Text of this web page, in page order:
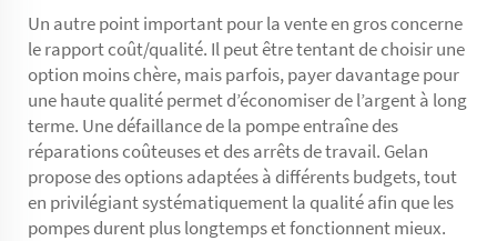
Un autre point important pour la vente en gros concerne
le rapport coût/qualité. Il peut être tentant de choisir une
option moins chère, mais parfois, payer davantage pour
une haute qualité permet d’économiser de l’argent à long
terme. Une défaillance de la pompe entraîne des
réparations coûteuses et des arrêts de travail. Gelan
propose des options adaptées à différents budgets, tout
en privilégiant systématiquement la qualité afin que les
pompes durent plus longtemps et fonctionnent mieux.